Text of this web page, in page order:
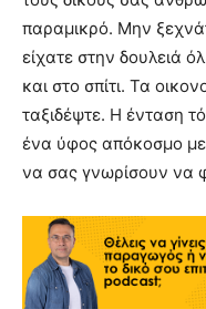
παραμικρό. Μην
είχατε στην δουλειά
και στο σπίτι. Τα
ταξιδέψτε. Η ένταση
ένα ύφος απόκοσμο
να σας γνωρίσουν να